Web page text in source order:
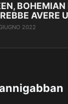
AVERE
2022